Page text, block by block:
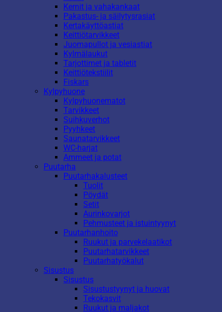
Kernit ja vahakankaat
Pakastus- ja säilytysrasiat
Kertakäyttöastiat
Keittiötarvikkeet
Juomapullot ja vesiastiat
Kylmälaukut
Tarjottimet ja tabletit
Keittiötekstiilit
Fiskars
Kylpyhuone
Kylpyhuonematot
Tarvikkeet
Suihkuverhot
Pyyhkeet
Saunatarvikkeet
WC-harjat
Ammeet ja potat
Puutarha
Puutarhakalusteet
Tuolit
Pöydät
Setit
Aurinkovarjot
Pehmusteet ja istuintyynyt
Puutarhanhoito
Ruukut ja parvekelaatikot
Puutarhatarvikkeet
Puutarhatyökalut
Sisustus
Sisustus
Sisustustyynyt ja huovat
Tekokasvit
Ruukut ja maljakot